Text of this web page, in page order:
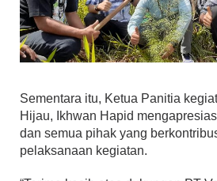
Sementara itu, Ketua Panitia
Hijau, Ikhwan Hapid
dan semua pihak yang
pelaksanaan kegiatan.